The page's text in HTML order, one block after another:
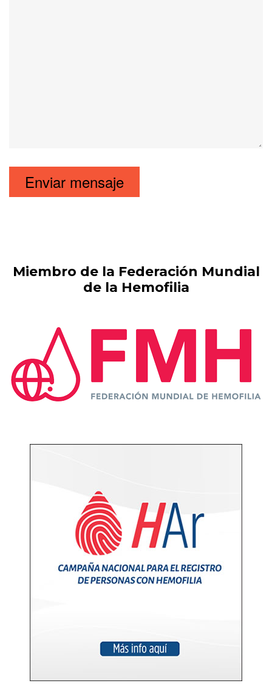
Miembro de la Federación Mundial
de la Hemofilia